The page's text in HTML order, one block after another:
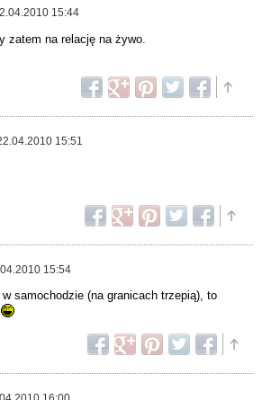
15:44
zatem na relację na żywo.
15:51
15:54
samochodzie (na granicach trzepią), to
16:00